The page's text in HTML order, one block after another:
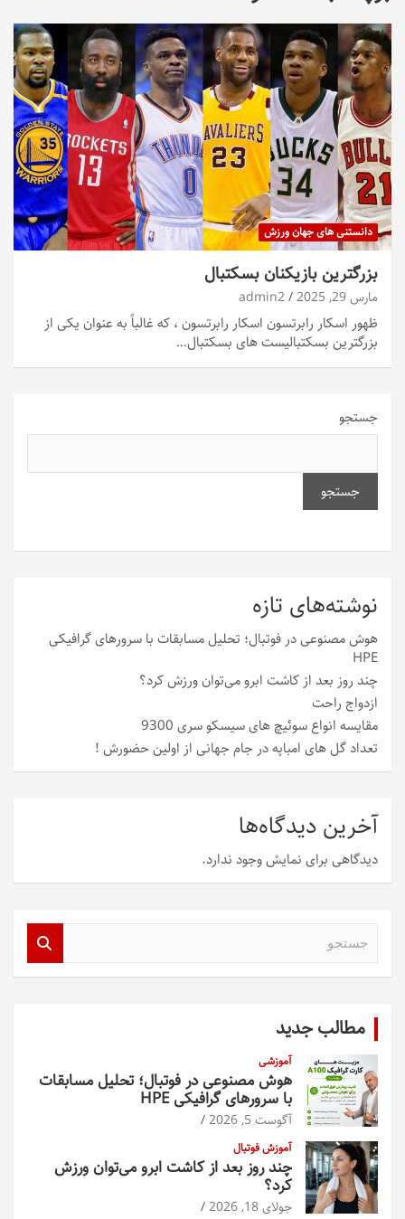
دانستنی های جهان ورزش
بزرگترین بازیکنان بسکتبال
مارس 29, 2025 admin2
ظهور اسکار رابرتسون اسکار رابرتسون ، که غالباً به عنوان یکی از
بزرگترین بسکتبالیست های بسکتبال…
جستجو
جستجو
نوشته‌های تازه
هوش مصنوعی در فوتبال؛ تحلیل مسابقات با سرورهای گرافیکی
HPE
چند روز بعد از کاشت ابرو می‌توان ورزش کرد؟
ازدواج راحت
مقایسه انواع سوئیچ های سیسکو سری 9300
تعداد گل های امباپه در جام جهانی از اولین حضورش !
آخرین دیدگاه‌ها
دیدگاهی برای نمایش وجود ندارد.
مطالب جدید
آموزشی
هوش مصنوعی در فوتبال؛ تحلیل مسابقات
با سرورهای گرافیکی HPE
آگوست 5, 2026
آموزش فوتبال
چند روز بعد از کاشت ابرو می‌توان ورزش
کرد؟
جولای 18, 2026